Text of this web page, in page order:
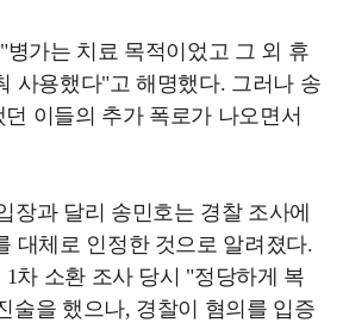
병가는 치료 목적이었고 그 외 휴
사용했다"고 해명했다. 그러나 송
이들의 추가 폭로가 나오면서
장과 달리 송민호는 경찰 조사에
대체로 인정한 것으로 알려졌다.
차 소환 조사 당시 "정당하게 복
술을 했으나, 경찰이 혐의를 입증